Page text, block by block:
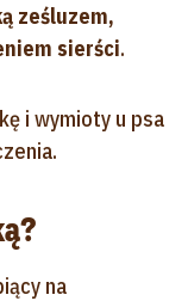
ześluzem,
sierści.
i wymioty u psa
na